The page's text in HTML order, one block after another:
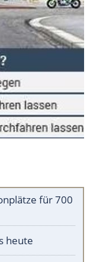
für 700
heute